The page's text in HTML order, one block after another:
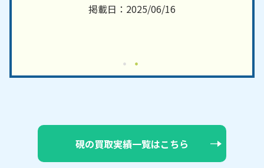
掲載日：2025/06/16
硯の買取実績一覧はこちら